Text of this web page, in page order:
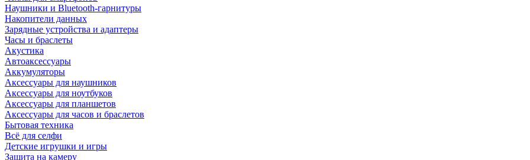
Наушники и Bluetooth-гарнитуры
Накопители данных
Зарядные устройства и адаптеры
Часы и браслеты
Акустика
Автоаксессуары
Аккумуляторы
Аксессуары для наушников
Аксессуары для ноутбуков
Аксессуары для планшетов
Аксессуары для часов и браслетов
Бытовая техника
Всё для селфи
Детские игрушки и игры
Защита на камеру